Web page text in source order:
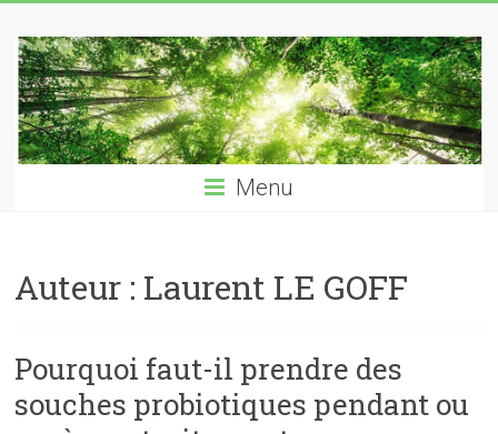
content
Laurent
LE
GOFF
naturopatheMenu
Auteur : Laurent LE GOFF
Pourquoi faut-il prendre des
souches probiotiques pendant ou